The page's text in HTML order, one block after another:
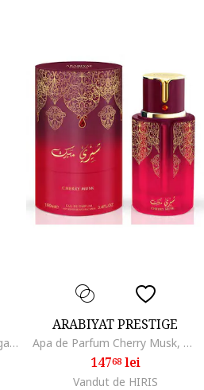
Apa de Parfum Mango Affogato, Unisex, 100 ml, note fructate si orientale
ARABIYAT PRESTIGE
Apa de Parfum Cherry Musk, Femei, 100 ml
14768lei
Vandut de HIRIS